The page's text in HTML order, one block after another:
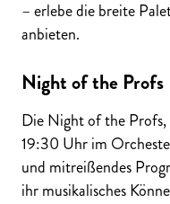
– erlebe die breite
anbieten.
Night of the Profs
Die Night of the Profs,
19:30 Uhr im
und mitreißendes
ihr musikalisches